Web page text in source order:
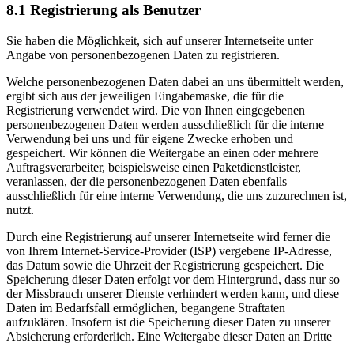
8.1 Registrierung als Benutzer
Sie haben die Möglichkeit, sich auf unserer Internetseite unter
Angabe von personenbezogenen Daten zu registrieren.
Welche personenbezogenen Daten dabei an uns übermittelt werden,
ergibt sich aus der jeweiligen Eingabemaske, die für die
Registrierung verwendet wird. Die von Ihnen eingegebenen
personenbezogenen Daten werden ausschließlich für die interne
Verwendung bei uns und für eigene Zwecke erhoben und
gespeichert. Wir können die Weitergabe an einen oder mehrere
Auftragsverarbeiter, beispielsweise einen Paketdienstleister,
veranlassen, der die personenbezogenen Daten ebenfalls
ausschließlich für eine interne Verwendung, die uns zuzurechnen ist,
nutzt.
Durch eine Registrierung auf unserer Internetseite wird ferner die
von Ihrem Internet-Service-Provider (ISP) vergebene IP-Adresse,
das Datum sowie die Uhrzeit der Registrierung gespeichert. Die
Speicherung dieser Daten erfolgt vor dem Hintergrund, dass nur so
der Missbrauch unserer Dienste verhindert werden kann, und diese
Daten im Bedarfsfall ermöglichen, begangene Straftaten
aufzuklären. Insofern ist die Speicherung dieser Daten zu unserer
Absicherung erforderlich. Eine Weitergabe dieser Daten an Dritte